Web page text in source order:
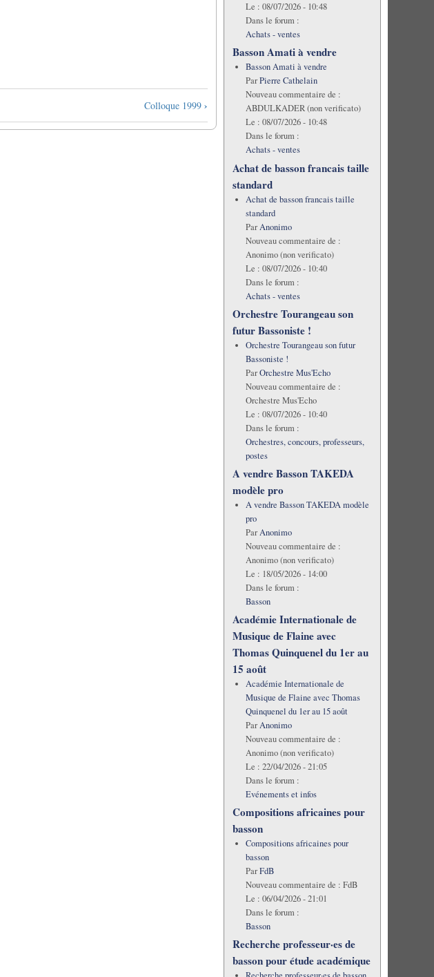
Colloque 1999 ›
Le : 08/07/2026 - 10:48
Dans le forum :
Achats - ventes
Basson Amati à vendre
Basson Amati à vendre
ParPierre Cathelain
Nouveau commentaire de :
ABDULKADER (non verificato)
Le : 08/07/2026 - 10:48
Dans le forum :
Achats - ventes
Achat de basson francais taille
standard
Achat de basson francais taille
standard
ParAnonimo
Nouveau commentaire de :
Anonimo (non verificato)
Le : 08/07/2026 - 10:40
Dans le forum :
Achats - ventes
Orchestre Tourangeau son
futur Bassoniste !
Orchestre Tourangeau son futur
Bassoniste !
ParOrchestre Mus'Echo
Nouveau commentaire de :
Orchestre Mus'Echo
Le : 08/07/2026 - 10:40
Dans le forum :
Orchestres, concours, professeurs,
postes
A vendre Basson TAKEDA
modèle pro
A vendre Basson TAKEDA modèle
pro
ParAnonimo
Nouveau commentaire de :
Anonimo (non verificato)
Le : 18/05/2026 - 14:00
Dans le forum :
Basson
Académie Internationale de
Musique de Flaine avec
Thomas Quinquenel du 1er au
15 août
Académie Internationale de
Musique de Flaine avec Thomas
Quinquenel du 1er au 15 août
ParAnonimo
Nouveau commentaire de :
Anonimo (non verificato)
Le : 22/04/2026 - 21:05
Dans le forum :
Evénements et infos
Compositions africaines pour
basson
Compositions africaines pour
basson
ParFdB
Nouveau commentaire de : FdB
Le : 06/04/2026 - 21:01
Dans le forum :
Basson
Recherche professeur·es de
basson pour étude académique